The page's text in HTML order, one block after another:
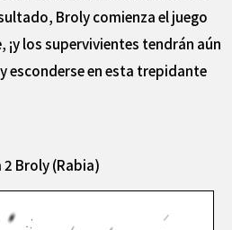
Broly comienza el juego
los supervivientes tendrán aún
esconderse en esta trepidante
2 Broly (Rabia)